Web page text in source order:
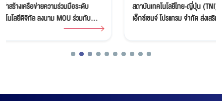
สถาบันเทคโนโลยีไทย-ญี่ปุ่น (TNI) ลงนาม MOU ร่วมกับ บริษัท นิวสเต็ป
เอ็กซ์เชนจ์ โปรแกรม จำกัด ส่งเสริมโอกาสนักศึกษาสู่โครงการ Work and